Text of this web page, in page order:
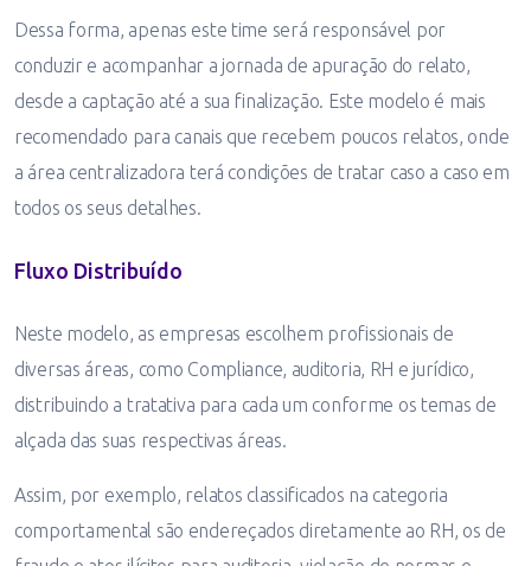
Dessa forma, apenas este time será responsável por
conduzir e acompanhar a jornada de apuração do relato,
desde a captação até a sua finalização. Este modelo é mais
recomendado para canais que recebem poucos relatos, onde
a área centralizadora terá condições de tratar caso a caso em
todos os seus detalhes.
Fluxo Distribuído
Neste modelo, as empresas escolhem profissionais de
diversas áreas, como Compliance, auditoria, RH e jurídico,
distribuindo a tratativa para cada um conforme os temas de
alçada das suas respectivas áreas.
Assim, por exemplo, relatos classificados na categoria
comportamental são endereçados diretamente ao RH, os de